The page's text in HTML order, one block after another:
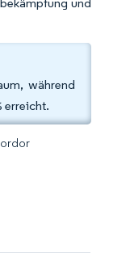
während
erreicht.